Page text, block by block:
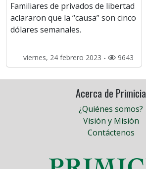
Familiares de privados de libertad
aclararon que la “causa” son cinco
dólares semanales.
viernes, 24 febrero 2023 - 9643
Acerca de Primicia
¿Quiénes somos?
Visión y Misión
Contáctenos